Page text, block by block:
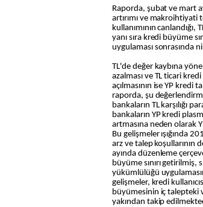
Raporda, şubat ve mart
artırımı ve makroihtiyati
kullanımının
yanı sıra kredi büyüme
uygulaması sonrasında
TL'de değer kaybına
azalması ve TL ticari
açılmasının ise YP
raporda, şu
bankaların TL karşılığı
bankaların YP kredi
artmasına neden olarak
Bu gelişmeler ışığında
arz ve talep koşullarının
ayında düzenleme
büyüme sınırı getirilmiş,
yükümlülüğü
gelişmeler, kredi
büyümesinin iç talepteki
yakından takip